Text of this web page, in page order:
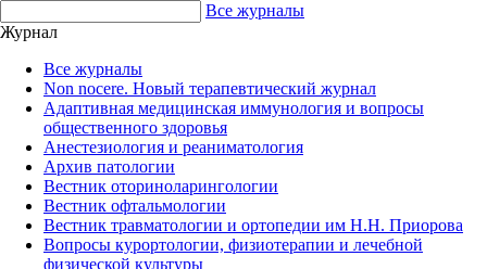
Все журналы
Журнал
Все журналы
Non nocere. Новый терапевтический журнал
Адаптивная медицинская иммунология и вопросы
общественного здоровья
Анестезиология и реаниматология
Архив патологии
Вестник оториноларингологии
Вестник офтальмологии
Вестник травматологии и ортопедии им Н.Н. Приорова
Вопросы курортологии, физиотерапии и лечебной
физической культуры